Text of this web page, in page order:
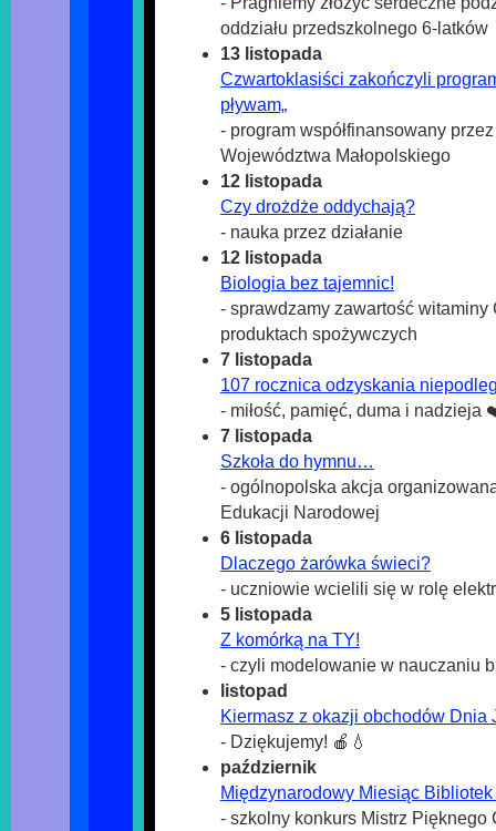
oddziału przedszkolnego 6-latków
13 listopada
Czwartoklasiści zakończyli
pływam„
- program współfinansowany
Województwa Małopolskiego
12 listopada
Czy drożdże oddychają?
- nauka przez działanie
12 listopada
Biologia bez tajemnic!
- sprawdzamy zawartość witaminy
produktach spożywczych
7 listopada
107 rocznica odzyskania
- miłość, pamięć, duma i nadzieja
7 listopada
Szkoła do hymnu…
- ogólnopolska akcja
Edukacji Narodowej
6 listopada
Dlaczego żarówka świeci?
- uczniowie wcielili się w rolę
5 listopada
Z komórką na TY!
- czyli modelowanie w nauczaniu
listopad
Kiermasz z okazji obchodów Dnia
- Dziękujemy! 🍎💧
październik
Międzynarodowy Miesiąc
- szkolny konkurs Mistrz Pięknego